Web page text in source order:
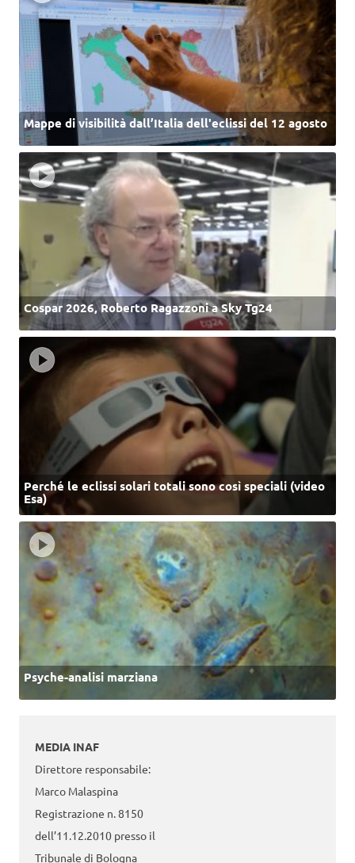
Mappe di visibilità dall’Italia dell'eclissi del 12 agosto
Cospar 2026, Roberto Ragazzoni a Sky Tg24
Perché le eclissi solari totali sono così speciali (video
Esa)
Psyche-analisi marziana
MEDIA INAF
Direttore responsabile:
Marco Malaspina
Registrazione n. 8150
dell’11.12.2010 presso il
Tribunale di Bologna